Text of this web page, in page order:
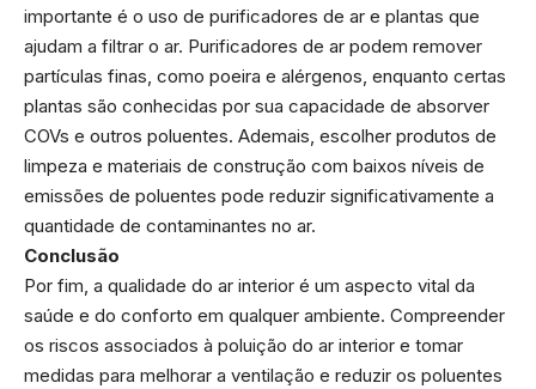
importante é o uso de purificadores de ar e plantas que
ajudam a filtrar o ar. Purificadores de ar podem remover
partículas finas, como poeira e alérgenos, enquanto certas
plantas são conhecidas por sua capacidade de absorver
COVs e outros poluentes. Ademais, escolher produtos de
limpeza e materiais de construção com baixos níveis de
emissões de poluentes pode reduzir significativamente a
quantidade de contaminantes no ar.
Conclusão
Por fim, a qualidade do ar interior é um aspecto vital da
saúde e do conforto em qualquer ambiente. Compreender
os riscos associados à poluição do ar interior e tomar
medidas para melhorar a ventilação e reduzir os poluentes